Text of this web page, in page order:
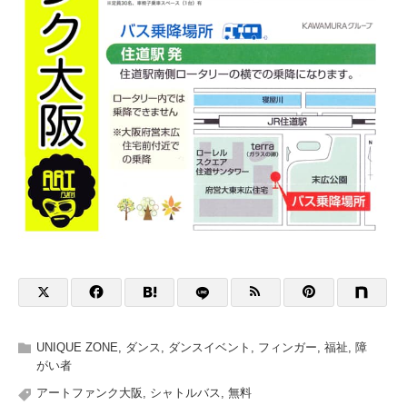
UNIQUE ZONE ダンス ダンスイベント フィンガー 福祉 障
がい者
アートファンク大阪
シャトルバス 無料